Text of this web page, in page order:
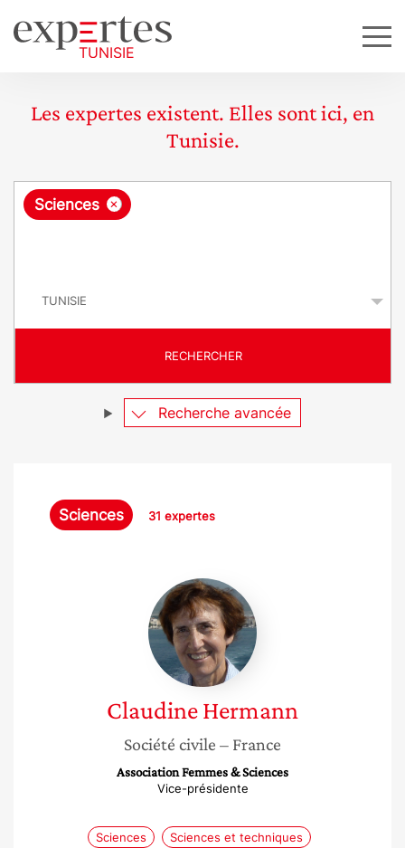
Les expertes existent. Elles sont ici, en
Tunisie.
R
ê
e
×
Sciences
RECHERCHER
Recherche avancée
Sciences 31 expertes
Claudine
Hermann
ClaudineHermann
Société civile – France
Association Femmes & Sciences
Vice-présidente
Sciences Sciences et techniques